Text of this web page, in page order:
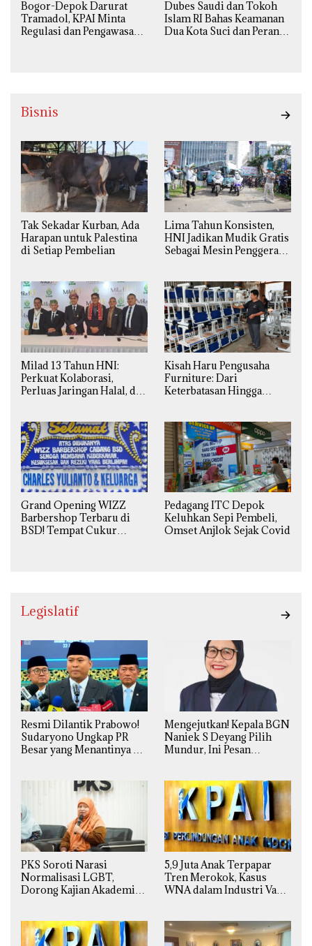
Bogor-Depok Darurat
Tramadol, KPAI Minta
Regulasi dan Pengawasan
Dubes Saudi dan Tokoh
Islam RI Bahas Keamanan
Dua Kota Suci dan Peran
Bisnis
Tak Sekadar Kurban, Ada
Harapan untuk Palestina
di Setiap Pembelian
Lima Tahun Konsisten,
HNI Jadikan Mudik Gratis
Sebagai Mesin Penggerak
Milad 13 Tahun HNI:
Perkuat Kolaborasi,
Perluas Jaringan Halal, dan
Kisah Haru Pengusaha
Furniture: Dari
Keterbatasan Hingga
Grand Opening WIZZ
Barbershop Terbaru di
BSD! Tempat Cukur
Pedagang ITC Depok
Keluhkan Sepi Pembeli,
Omset Anjlok Sejak Covid
Legislatif
Resmi Dilantik Prabowo!
Sudaryono Ungkap PR
Besar yang Menantinya di
Mengejutkan! Kepala BGN
Naniek S Deyang Pilih
Mundur, Ini Pesan
PKS Soroti Narasi
Normalisasi LGBT,
Dorong Kajian Akademik
Agama
5,9 Juta Anak Terpapar
Tren Merokok, Kasus
WNA dalam Industri Vape